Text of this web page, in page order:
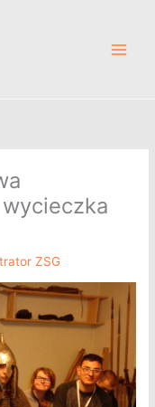
ZSG